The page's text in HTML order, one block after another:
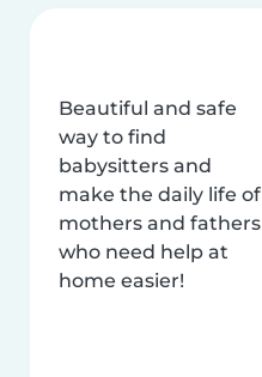
Beautiful and safe
way to find
babysitters and
make the daily life of
mothers and fathers
who need help at
home easier!